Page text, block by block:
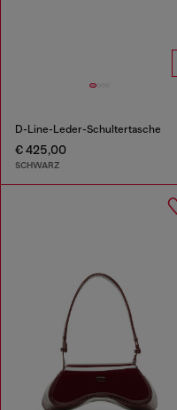
D-Line-Leder-Schultertasche
€ 425,00
SCHWARZ